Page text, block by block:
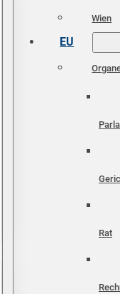
Wien
EU
Rat